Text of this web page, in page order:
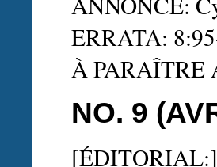
ERRATA:
À PARAÎTRE
NO. 9
[ÉDITORIAL:]